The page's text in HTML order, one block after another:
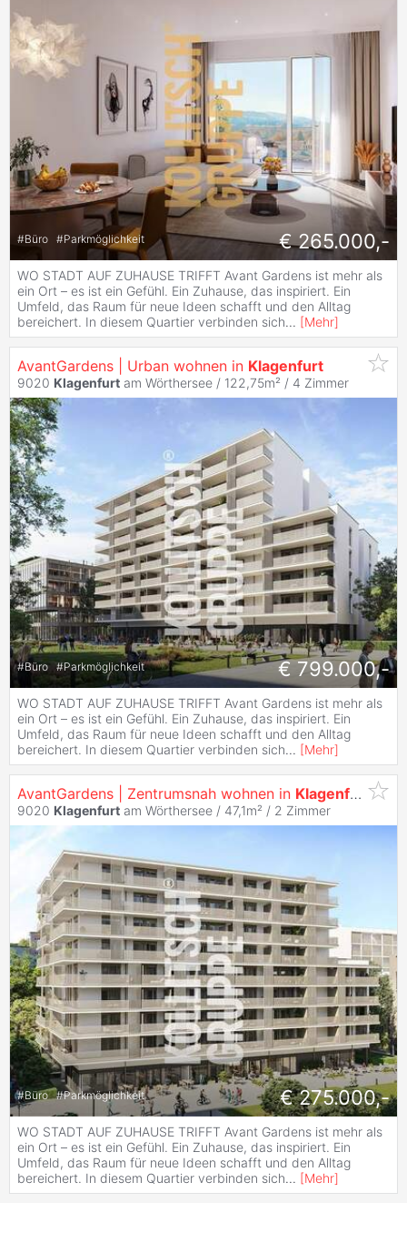
#Büro #Parkmöglichkeit € 265.000,-
WO STADT AUF ZUHAUSE TRIFFT Avant Gardens ist mehr als
ein Ort – es ist ein Gefühl. Ein Zuhause, das inspiriert. Ein
Umfeld, das Raum für neue Ideen schafft und den Alltag
bereichert. In diesem Quartier verbinden sich... [Mehr]
AvantGardens | Urban wohnen in Klagenfurt
9020 Klagenfurt am Wörthersee / 122,75m² / 4 Zimmer
#Büro #Parkmöglichkeit € 799.000,-
WO STADT AUF ZUHAUSE TRIFFT Avant Gardens ist mehr als
ein Ort – es ist ein Gefühl. Ein Zuhause, das inspiriert. Ein
Umfeld, das Raum für neue Ideen schafft und den Alltag
bereichert. In diesem Quartier verbinden sich... [Mehr]
AvantGardens | Zentrumsnah wohnen in Klagenfurt
9020 Klagenfurt am Wörthersee / 47,1m² / 2 Zimmer
#Büro #Parkmöglichkeit € 275.000,-
WO STADT AUF ZUHAUSE TRIFFT Avant Gardens ist mehr als
ein Ort – es ist ein Gefühl. Ein Zuhause, das inspiriert. Ein
Umfeld, das Raum für neue Ideen schafft und den Alltag
bereichert. In diesem Quartier verbinden sich... [Mehr]